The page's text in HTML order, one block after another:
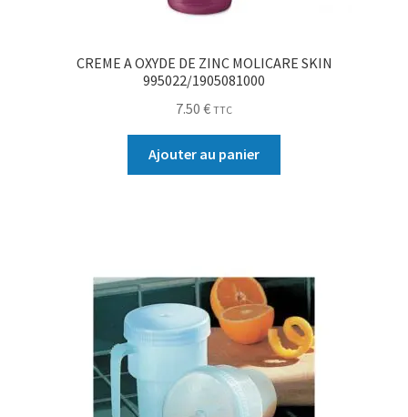
CREME A OXYDE DE ZINC MOLICARE SKIN
995022/1905081000
7.50 € TTC
Ajouter au panier